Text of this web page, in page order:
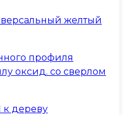
желтый
профиля
оксид. со сверлом
к дереву